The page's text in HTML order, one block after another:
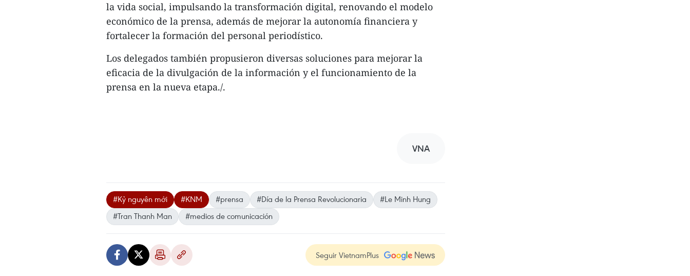
la vida social, impulsando la transformación digital, renovando el modelo
económico de la prensa, además de mejorar la autonomía financiera y
fortalecer la formación del personal periodístico.
Los delegados también propusieron diversas soluciones para mejorar la
eficacia de la divulgación de la información y el funcionamiento de la
prensa en la nueva etapa./.
VNA
#Kỷ nguyên mới #KNM #prensa #Día de la Prensa Revolucionaria
#Le Minh Hung
#Tran Thanh Man
#medios de comunicación
Seguir VietnamPlus